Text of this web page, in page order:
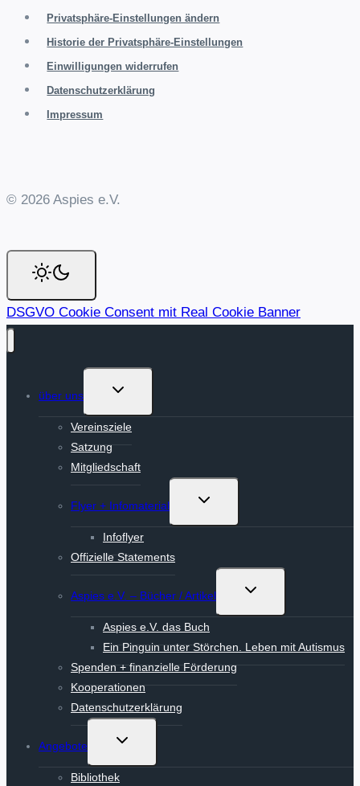
Privatsphäre-Einstellungen ändern
Historie der Privatsphäre-Einstellungen
Einwilligungen widerrufen
Datenschutzerklärung
Impressum
© 2026 Aspies e.V.
DSGVO Cookie Consent mit Real Cookie Banner
über uns
Untermenü
Vereinsziele
Satzung
Mitgliedschaft
Flyer + Infomaterial
Untermenü
Infoflyer
Offizielle Statements
Aspies e.V. – Bücher / Artikel
Untermenü
Aspies e.V. das Buch
Ein Pinguin unter Störchen. Leben mit Autismus
Spenden + finanzielle Förderung
Kooperationen
Datenschutzerklärung
Angebote
Untermenü
Bibliothek